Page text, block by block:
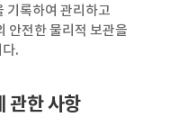
기록하여 관리하고
안전한 물리적 보관을
.
관한 사항